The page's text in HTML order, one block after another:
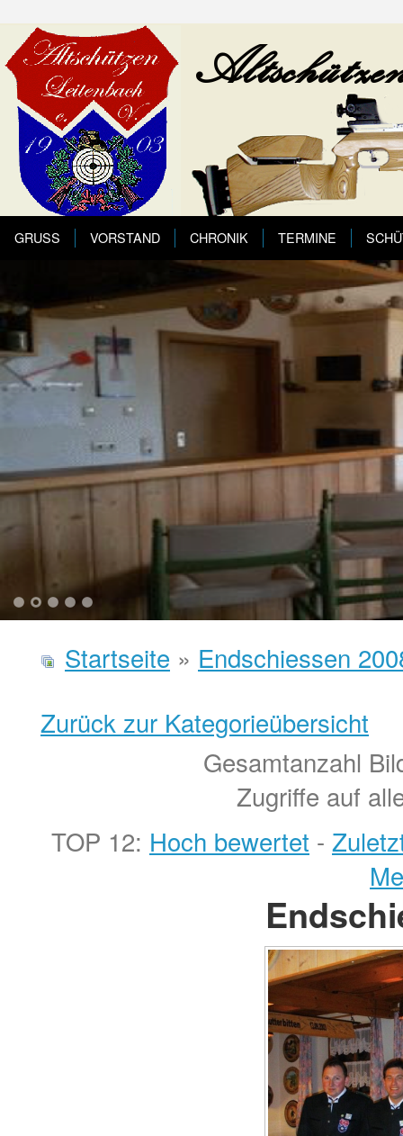
GRUSS VORSTAND CHRONIK TERMINE
Startseite » Endschiessen
Zurück zur Kategorieübersicht
Gesamtanzahl
Zugriffe auf
TOP 12: Hoch bewertet -